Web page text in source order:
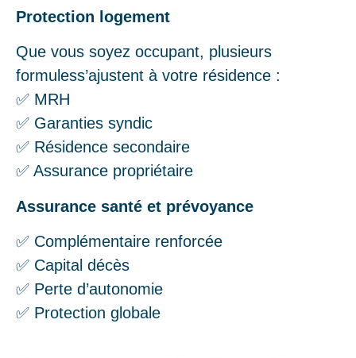
Protection logement
Que vous soyez occupant, plusieurs
formuless’ajustent à votre résidence :
✅ MRH
✅ Garanties syndic
✅ Résidence secondaire
✅ Assurance propriétaire
Assurance santé et prévoyance
✅ Complémentaire renforcée
✅ Capital décès
✅ Perte d’autonomie
✅ Protection globale